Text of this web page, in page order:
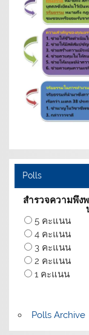
Polls
สำรวจความพึง
5 คะแนน
4 คะแนน
3 คะแนน
2 คะแนน
1 คะแนน
Polls Archive